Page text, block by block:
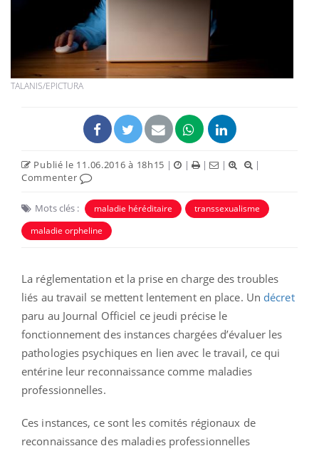
TALANIS/EPICTURA
Publié le 11.06.2016 à 18h15 | | | |
|
Commenter
Mots clés : maladie héréditaire
transsexualisme
maladie orpheline
La réglementation et la prise en charge des troubles
liés au travail se mettent lentement en place. Un décret
paru au Journal Officiel ce jeudi précise le
fonctionnement des instances chargées d’évaluer les
pathologies psychiques en lien avec le travail, ce qui
entérine leur reconnaissance comme maladies
professionnelles.
Ces instances, ce sont les comités régionaux de
reconnaissance des maladies professionnelles